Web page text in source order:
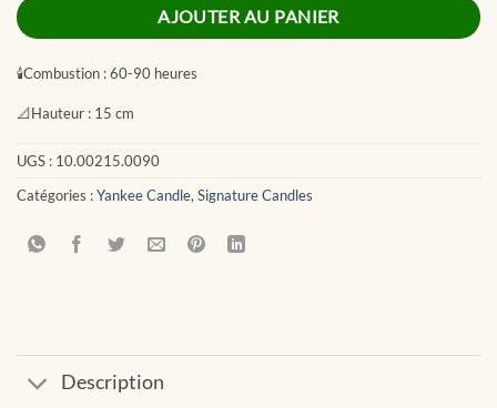
AJOUTER AU PANIER
🕯Combustion :60-90 heures
📐Hauteur : 15 cm
UGS : 10.00215.0090
Catégories :Yankee Candle, Signature Candles
Description